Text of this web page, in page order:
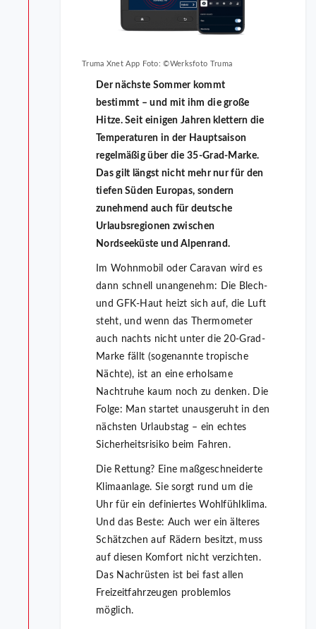
Truma Xnet App Foto: ©Werksfoto Truma
Der nächste Sommer kommt
bestimmt – und mit ihm die große
Hitze. Seit einigen Jahren klettern die
Temperaturen in der Hauptsaison
regelmäßig über die 35-Grad-Marke.
Das gilt längst nicht mehr nur für den
tiefen Süden Europas, sondern
zunehmend auch für deutsche
Urlaubsregionen zwischen
Nordseeküste und Alpenrand.
Im Wohnmobil oder Caravan wird es
dann schnell unangenehm: Die Blech-
und GFK-Haut heizt sich auf, die Luft
steht, und wenn das Thermometer
auch nachts nicht unter die 20-Grad-
Marke fällt (sogenannte tropische
Nächte), ist an eine erholsame
Nachtruhe kaum noch zu denken. Die
Folge: Man startet unausgeruht in den
nächsten Urlaubstag – ein echtes
Sicherheitsrisiko beim Fahren.
Die Rettung? Eine maßgeschneiderte
Klimaanlage. Sie sorgt rund um die
Uhr für ein definiertes Wohlfühlklima.
Und das Beste: Auch wer ein älteres
Schätzchen auf Rädern besitzt, muss
auf diesen Komfort nicht verzichten.
Das Nachrüsten ist bei fast allen
Freizeitfahrzeugen problemlos
möglich.